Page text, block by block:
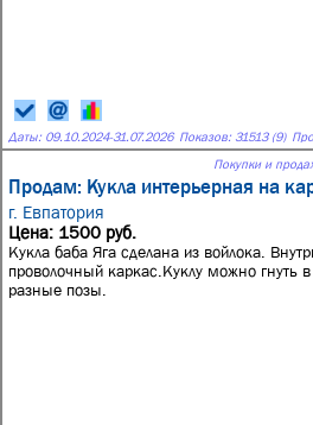
Даты: 09.10.2024-31.07.2026 Показов: 31513 (9)
Покупки и
Продам: Кукла интерьерная на
г. Евпатория
Цена: 1500 руб.
Кукла баба Яга сделана из войлока.
проволочный каркас.Куклу можно гнуть в
разные позы.